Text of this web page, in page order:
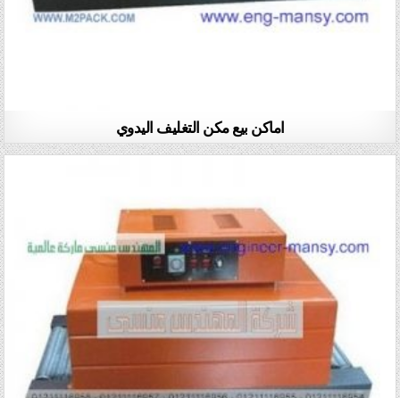
اماكن بيع مكن التغليف اليدوي